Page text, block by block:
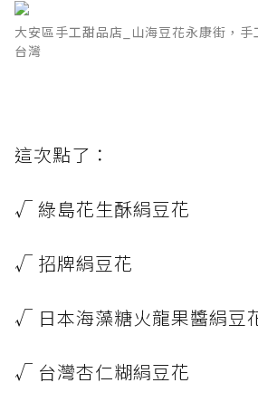
大安區手工甜品店_山海豆花永康街，
台灣
這次點了：
√ 綠島花生酥絹豆花
√ 招牌絹豆花
√ 日本海藻糖火龍果醬絹豆
√ 台灣杏仁糊絹豆花